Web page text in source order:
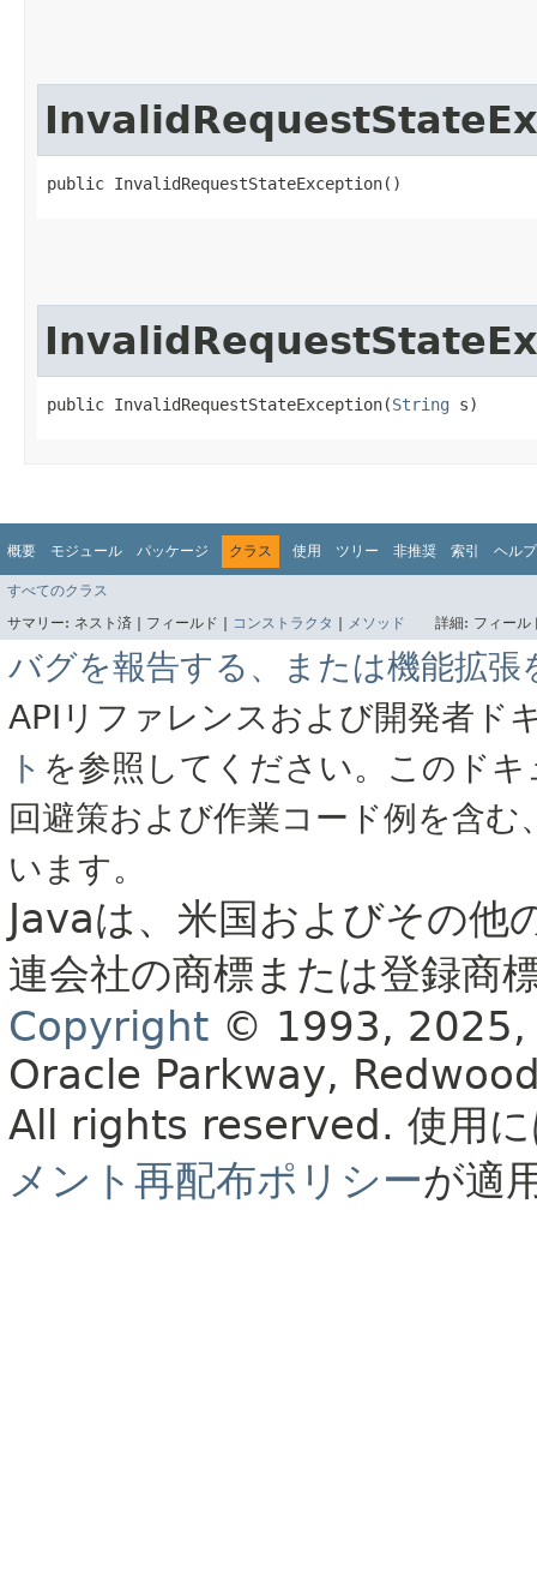
public InvalidRequestStateException()
public InvalidRequestStateException​(String s)
概要 モジュール パッケージ クラス 使用 ツリー 非推奨 索引 ヘルプ
すべてのクラス
サマリー: ネスト済 | フィールド | コンストラクタ メソッド 詳細: フィー
バグを報告する、または機能拡張
APIリファレンスおよび開発者ド
ト を参照してください。このド
回避策および作業コード例を含
います。
Javaは、米国およびその
連会社の商標または登録商
Copyright © 1993, 2025,
Oracle Parkway,
All rights reserved. 使用
メント再配布ポリシーが適